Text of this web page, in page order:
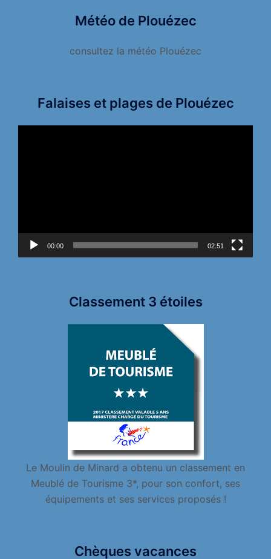
Météo de Plouézec
consultez la météo Plouézec
Falaises et plages de Plouézec
00:00 02:51
Classement 3 étoiles
Le Moulin de Minard a obtenu un classement en
Meublé de Tourisme 3*, pour son confort, ses
équipements et ses services proposés !
Chèques vacances